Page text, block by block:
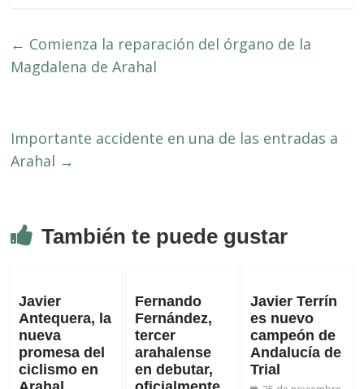
← Comienza la reparación del órgano de la
Magdalena de Arahal
Importante accidente en una de las entradas a
Arahal →
También te puede gustar
Javier
Antequera, la
nueva
promesa del
ciclismo en
Fernando
Fernández,
tercer
arahalense
en debutar,
Javier Terrín
es nuevo
campeón de
Andalucía de
Trial